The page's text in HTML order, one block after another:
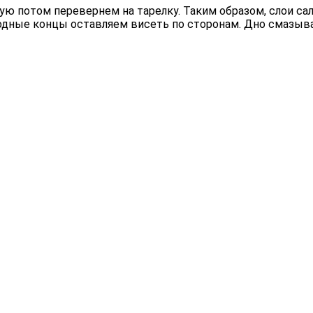
потом перевернем на тарелку. Таким образом, слои
концы оставляем висеть по сторонам. Дно